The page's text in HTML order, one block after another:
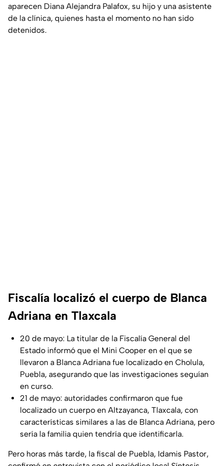
aparecen Diana Alejandra Palafox, su hijo y una asistente
de la clínica, quienes hasta el momento no han sido
detenidos.
Fiscalía localizó el cuerpo de Blanca
Adriana en Tlaxcala
20 de mayo: La titular de la Fiscalía General del
Estado informó que el Mini Cooper en el que se
llevaron a Blanca Adriana fue localizado en Cholula,
Puebla, asegurando que las investigaciones seguían
en curso.
21 de mayo: autoridades confirmaron que fue
localizado un cuerpo en Altzayanca, Tlaxcala, con
características similares a las de Blanca Adriana, pero
sería la familia quien tendría que identificarla.
Pero horas más tarde, la fiscal de Puebla, Idamis Pastor,